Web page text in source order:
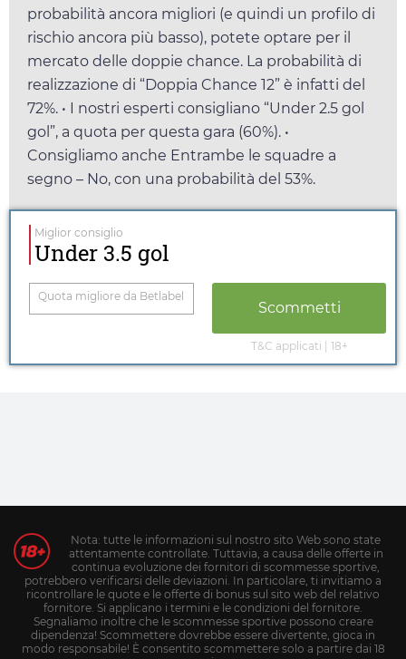
probabilità ancora migliori (e quindi un profilo di
rischio ancora più basso), potete optare per il
mercato delle doppie chance. La probabilità di
realizzazione di “Doppia Chance 12” è infatti del
72%. • I nostri esperti consigliano “Under 2.5 gol
gol”, a quota per questa gara (60%). •
Consigliamo anche Entrambe le squadre a
segno – No, con una probabilità del 53%.
Miglior consiglio
Under 3.5 gol
Quota migliore da Betlabel
Scommetti
T&C applicati | 18+
Nota: tutte le informazioni sul nostro sito Web sono state
attentamente controllate. Tuttavia, a causa delle offerte in
continua evoluzione dei fornitori di scommesse sportive,
potrebbero verificarsi delle deviazioni. In particolare, ti invitiamo a
ricontrollare le quote e le offerte di bonus sul sito web del relativo
fornitore. Si applicano i termini e le condizioni del fornitore.
Segnaliamo inoltre che le scommesse sportive possono creare
dipendenza! Scommettere dovrebbe essere divertente, gioca in
modo responsabile! È consentito scommettere solo a partire dai 18